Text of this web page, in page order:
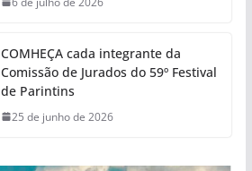
COMHEÇA cada integrante da
Comissão de Jurados do 59º Festival
de Parintins
25 de junho de 2026